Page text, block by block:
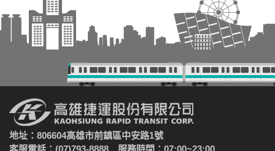
地址：806604高雄市前鎮區中安路1號
客服電話：(07)793-8888 服務時間：07:00~23:00